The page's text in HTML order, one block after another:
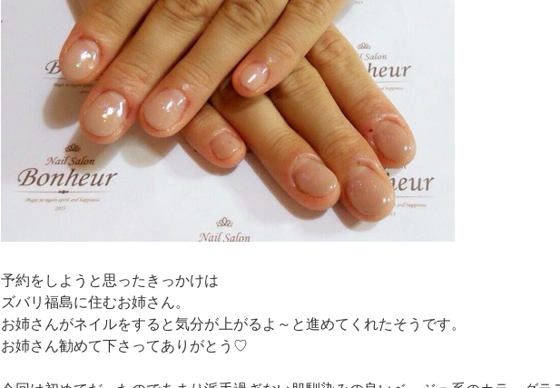
予約をしようと思ったきっかけは
ズバリ福島に住むお姉さん。
お姉さんがネイルをすると気分が上がるよ～と進めてくれたそうです。
お姉さん勧めて下さってありがとう♡